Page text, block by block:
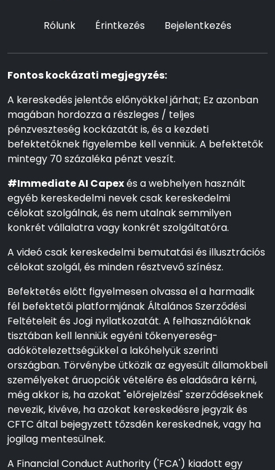
Rólunk Érintkezés Bejelentkezés
Fontos kockázati megjegyzés:
A kereskedés jelentős előnyökkel járhat; Ez azonban
magában hordozza a részleges / teljes
pénzveszteség kockázatát is, és a kezdeti
befektetőknek figyelembe kell venniük. A befektetők
mintegy 70 százaléka pénzt veszít.
#Immediate AI Capexés a webhelyen használt
egyéb kereskedelmi nevek csak kereskedelmi
célokat szolgálnak, és nem utalnak semmilyen
konkrét vállalatra vagy konkrét szolgáltatóra.
A videó csak kereskedelmi bemutatási és illusztrációs
célokat szolgál, és minden résztvevő színész.
Befektetés előtt figyelmesen olvassa el a harmadik
fél befektetői platformjának Általános Szerződési
Feltételeit és Jogi nyilatkozatát. A felhasználóknak
tisztában kell lenniük egyéni tőkenyereség-
adókötelezettségükkel a lakóhelyük szerinti
országban. Törvénybe ütközik az egyesült államokbeli
személyeket áruopciók vételére és eladására kérni,
még akkor is, ha azokat "előrejelzési" szerződéseknek
nevezik, kivéve, ha azokat kereskedésre jegyzik és
CFTC által bejegyzett tőzsdén kereskednek, vagy ha
jogilag mentesülnek.
A Financial Conduct Authority ('FCA') kiadott egy